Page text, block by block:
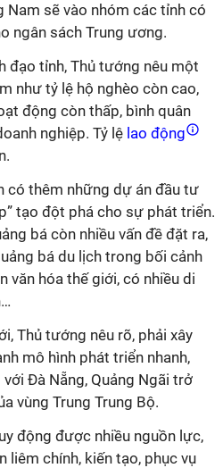
Nam sẽ vào nhóm các tỉnh có
ngân sách Trung ương.
đạo tỉnh, Thủ tướng nêu một
như tỷ lệ hộ nghèo còn cao,
động còn thấp, bình quân
nghiệp. Tỷ lệ lao động
có thêm những dự án đầu tư
tạo đột phá cho sự phát triển.
bá còn nhiều vấn đề đặt ra,
bá du lịch trong bối cảnh
văn hóa thế giới, có nhiều di
Thủ tướng nêu rõ, phải xây
mô hình phát triển nhanh,
Đà Nẵng, Quảng Ngãi trở
vùng Trung Trung Bộ.
động được nhiều nguồn lực,
liêm chính, kiến tạo, phục vụ